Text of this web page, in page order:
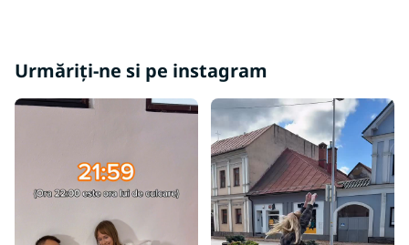
Urmăriți-ne si pe instagram